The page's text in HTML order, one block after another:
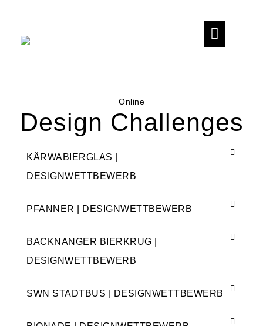
Datenschutz
Online
Design Challenges
KÄRWABIERGLAS |
DESIGNWETTBEWERB
PFANNER | DESIGNWETTBEWERB
BACKNANGER BIERKRUG |
DESIGNWETTBEWERB
SWN STADTBUS | DESIGNWETTBEWERB